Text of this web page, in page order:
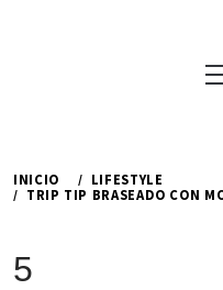
INICIO
LIFESTYLE
TRIP TIP BRASEADO CON
5